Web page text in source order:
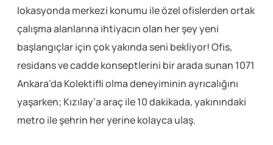
lokasyonda merkezi konumu ile özel ofislerden ortak
çalışma alanlarına ihtiyacın olan her şey yeni
başlangıçlar için çok yakında seni bekliyor! Ofis,
residans ve cadde konseptlerini bir arada sunan 1071
Ankara’da Kolektifli olma deneyiminin ayrıcalığını
yaşarken; Kızılay’a araç ile 10 dakikada, yakınındaki
metro ile şehrin her yerine kolayca ulaş.